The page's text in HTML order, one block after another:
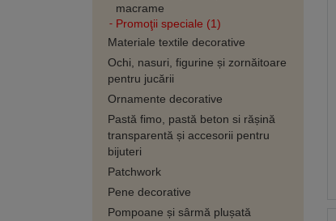
macrame
Promoţii speciale (1)
Materiale textile decorative
Ochi, nasuri, figurine și zornăitoare
pentru jucării
Ornamente decorative
Pastă fimo, pastă beton si rășină
transparentă și accesorii pentru
bijuteri
Patchwork
Pene decorative
Pompoane și sârmă plușată